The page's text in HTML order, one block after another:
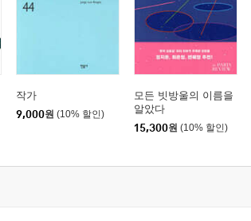
(우석균)
작가
9,000원 (10% 할인)
모든 빗방울의 이름을
알았다
15,300원 (10% 할인)